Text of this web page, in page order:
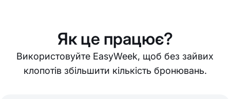
Як це працює?
Використовуйте EasyWeek, щоб без зайвих
клопотів збільшити кількість бронювань.